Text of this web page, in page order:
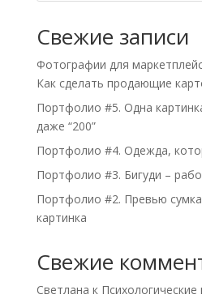
Свежие записи
Фотографии для
Как сделать продающие
Портфолио #5. Одна
даже “200”
Портфолио #4. Одежда,
Портфолио #3. Бигуди –
Портфолио #2. Превью
картинка
Свежие
Светлана к